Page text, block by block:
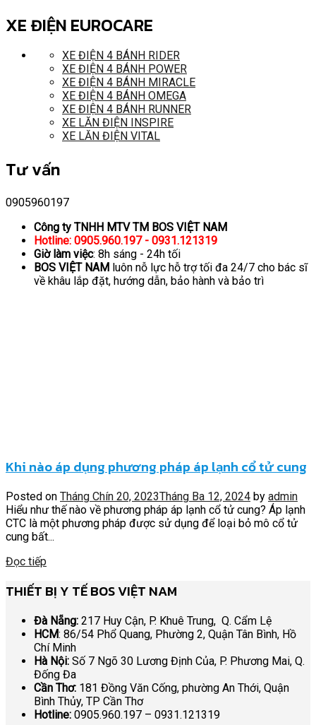
XE ĐIỆN EUROCARE
XE ĐIỆN 4 BÁNH RIDER
XE ĐIỆN 4 BÁNH POWER
XE ĐIỆN 4 BÁNH MIRACLE
XE ĐIỆN 4 BÁNH OMEGA
XE ĐIỆN 4 BÁNH RUNNER
XE LĂN ĐIỆN INSPIRE
XE LĂN ĐIỆN VITAL
Tư vấn
0905960197
Công ty TNHH MTV TM BOS VIỆT NAM
Hotline: 0905.960.197 - 0931.121319
Giờ làm việc: 8h sáng - 24h tối
BOS VIỆT NAM luôn nỗ lực hỗ trợ tối đa 24/7 cho bác sĩ
về khâu lắp đặt, hướng dẫn, bảo hành và bảo trì
Khi nào áp dụng phương pháp áp lạnh cổ tử cung
Posted on Tháng Chín 20, 2023Tháng Ba 12, 2024 by admin
Hiểu như thế nào về phương pháp áp lạnh cổ tử cung? Áp lạnh
CTC là một phương pháp được sử dụng để loại bỏ mô cổ tử
cung bất...
Đọc tiếp
THIẾT BỊ Y TẾ BOS VIỆT NAM
Đà Nẵng: 217 Huy Cận, P. Khuê Trung, Q. Cẩm Lệ
HCM: 86/54 Phổ Quang, Phường 2, Quận Tân Bình, Hồ
Chí Minh
Hà Nội: Số 7 Ngõ 30 Lương Định Của, P. Phương Mai, Q.
Đống Đa
Cần Thơ: 181 Đồng Văn Cống, phường An Thới, Quận
Bình Thủy, TP Cần Thơ
Hotline: 0905.960.197 – 0931.121319